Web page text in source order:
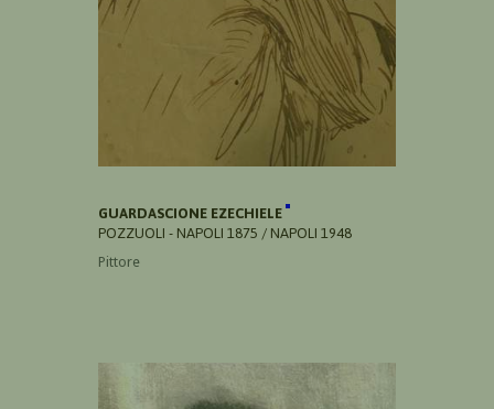
GUARDASCIONE EZECHIELE
POZZUOLI - NAPOLI 1875 / NAPOLI 1948
Pittore